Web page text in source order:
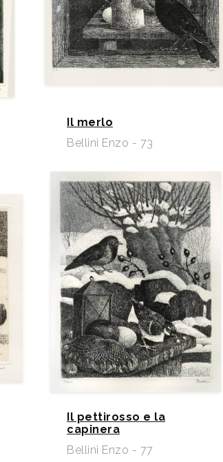
Il merlo
Bellini Enzo - 73
Il pettirosso e la
capinera
Bellini Enzo - 77